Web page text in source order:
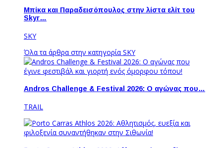
Μπίκα και Παραδεισόπουλος στην λίστα ελίτ του
Skyr…
SKY
Όλα τα άρθρα στην κατηγορία SKY
Andros Challenge & Festival 2026: O αγώνας που…
TRAIL